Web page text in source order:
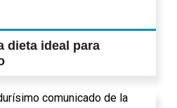
dieta ideal para